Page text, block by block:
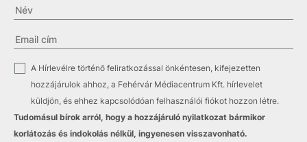
✓
A Hírlevélre történő feliratkozással önkéntesen, kifejezetten
hozzájárulok ahhoz, a Fehérvár Médiacentrum Kft. hírlevelet
küldjön, és ehhez kapcsolódóan felhasználói fiókot hozzon létre.
Tudomásul bírok arról, hogy a hozzájáruló nyilatkozat bármikor
korlátozás és indokolás nélkül, ingyenesen visszavonható.